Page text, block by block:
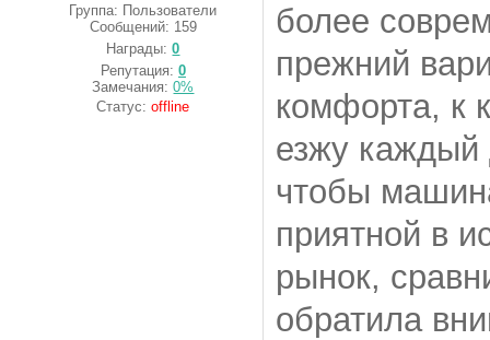
Группа: Пользователи
Сообщений: 159
Награды:0
Репутация: 0
Замечания:0%
Статус:offline
более
прежний
комфорта, к
езжу каждый
чтобы
приятной в
рынок,
обратила